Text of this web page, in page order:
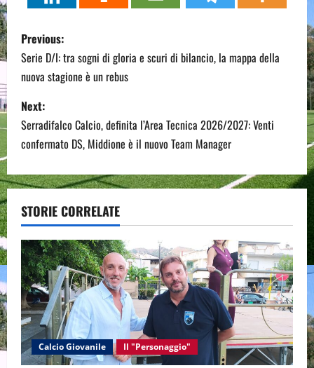
P
o
s
t
n
a
v
i
g
a
t
i
Previous:
Serie D/I: tra sogni di gloria e scuri di bilancio, la mappa della
nuova stagione è un rebus
Next:
Serradifalco Calcio, definita l’Area Tecnica 2026/2027: Venti
confermato DS, Middione è il nuovo Team Manager
STORIE CORRELATE
Calcio Giovanile Il "Personaggio"